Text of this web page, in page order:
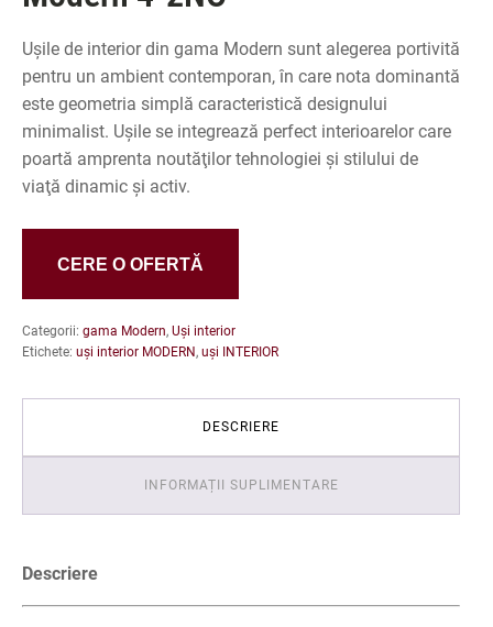
Uşile de interior din gama Modern sunt alegerea portivită
pentru un ambient contemporan, în care nota dominantă
este geometria simplă caracteristică designului
minimalist. Ușile se integrează perfect interioarelor care
poartă amprenta noutăţilor tehnologiei şi stilului de
viaţă dinamic și activ.
CERE O OFERTĂ
Categorii: gama Modern, Uși interior
Etichete: uși interior MODERN, uși INTERIOR
DESCRIERE
INFORMAȚII SUPLIMENTARE
Descriere